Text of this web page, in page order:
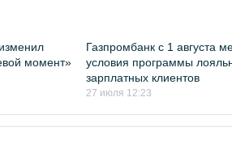
момент»
Газпромбанк с 1 августа
условия программы
зарплатных клиентов
27 июля 12:23